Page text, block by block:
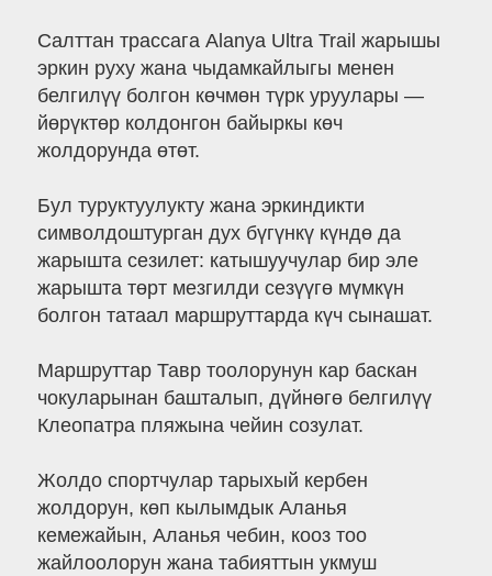
Салттан трассага Alanya Ultra Trail жарышы
эркин руху жана чыдамкайлыгы менен
белгилүү болгон көчмөн түрк уруулары —
йөрүктөр колдонгон байыркы көч
жолдорунда өтөт.
Бул туруктуулукту жана эркиндикти
символдоштурган дух бүгүнкү күндө да
жарышта сезилет: катышуучулар бир эле
жарышта төрт мезгилди сезүүгө мүмкүн
болгон татаал маршруттарда күч сынашат.
Маршруттар Тавр тоолорунун кар баскан
чокуларынан башталып, дүйнөгө белгилүү
Клеопатра пляжына чейин созулат.
Жолдо спортчулар тарыхый кербен
жолдорун, көп кылымдык Аланья
кемежайын, Аланья чебин, кооз тоо
жайлоолорун жана табияттын укмуш